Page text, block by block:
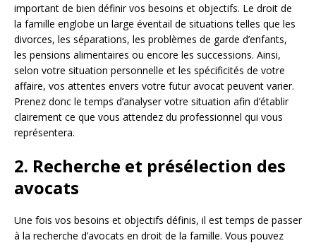
important de bien définir vos besoins et objectifs. Le droit de
la famille englobe un large éventail de situations telles que les
divorces, les séparations, les problèmes de garde d’enfants,
les pensions alimentaires ou encore les successions. Ainsi,
selon votre situation personnelle et les spécificités de votre
affaire, vos attentes envers votre futur avocat peuvent varier.
Prenez donc le temps d’analyser votre situation afin d’établir
clairement ce que vous attendez du professionnel qui vous
représentera.
2. Recherche et présélection des
avocats
Une fois vos besoins et objectifs définis, il est temps de passer
à la recherche d’avocats en droit de la famille. Vous pouvez